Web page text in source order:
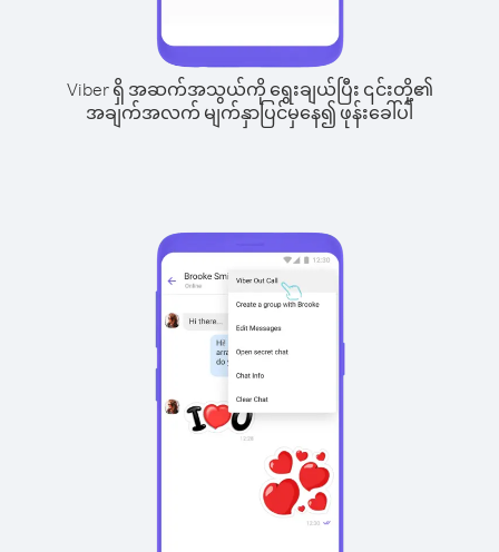
Viber ရှိ အဆက်အသွယ်ကို ရွေးချယ်ပြီး ၎င်းတို့၏
အချက်အလက် မျက်နှာပြင်မှနေ၍ ဖုန်းခေါ်ပါ